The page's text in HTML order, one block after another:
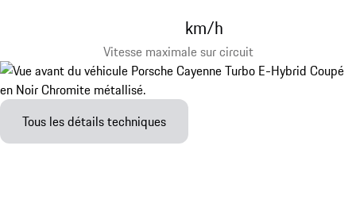
Vitesse maximale sur circuit
km/h
Tous les détails techniques